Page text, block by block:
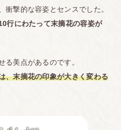
撃的な容姿とセンスでした。
行にわたって末摘花の容姿が
る美点があるのです。
、末摘花の印象が大きく変わる